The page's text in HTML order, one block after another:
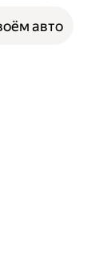
авто